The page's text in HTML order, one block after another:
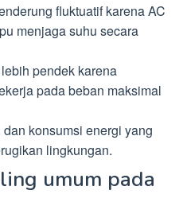
fluktuatif karena AC
menjaga suhu secara
pendek karena
pada beban maksimal
konsumsi energi yang
lingkungan.
umum pada